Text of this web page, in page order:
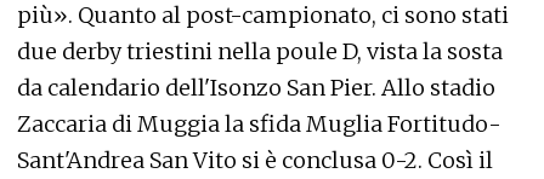
più». Quanto al post-campionato, ci sono stati
due derby triestini nella poule D, vista la sosta
da calendario dell'Isonzo San Pier. Allo stadio
Zaccaria di Muggia la sfida Muglia Fortitudo-
Sant'Andrea San Vito si è conclusa 0-2. Così il